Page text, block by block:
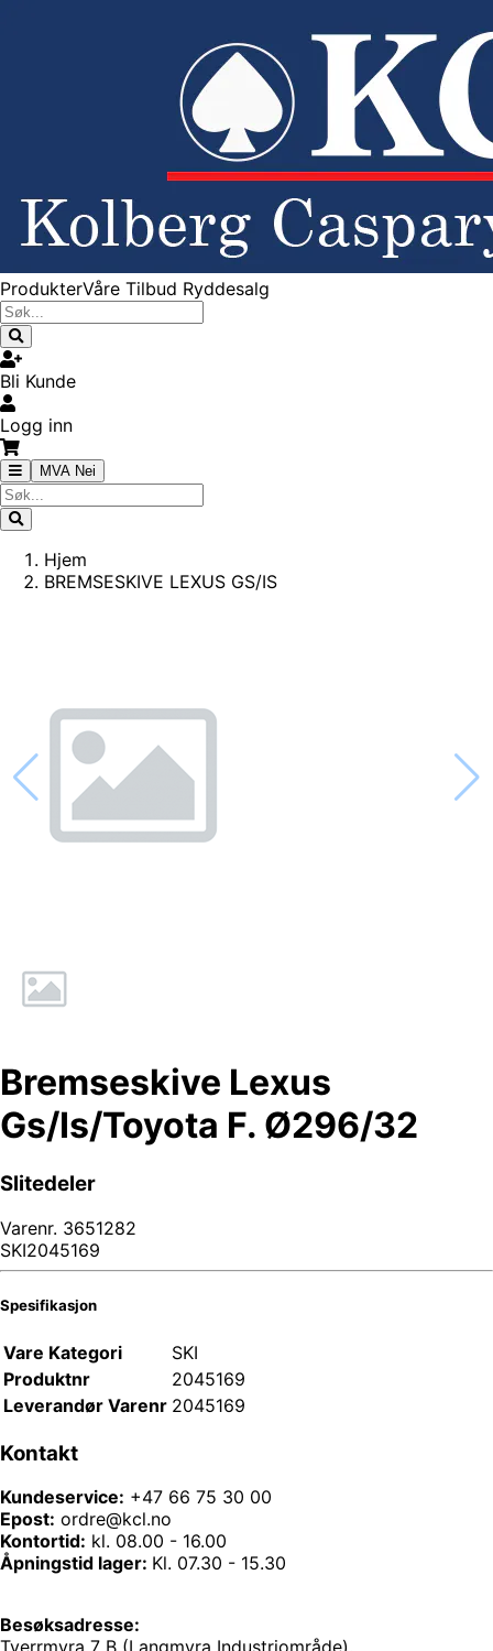
ProdukterVåre Tilbud Ryddesalg
Bli Kunde
Logg inn
MVA Nei
Hjem
BREMSESKIVE LEXUS GS/IS
Bremseskive Lexus
Gs/Is/Toyota F. Ø296/32
Slitedeler
Varenr. 3651282
SKI2045169
Spesifikasjon
Vare Kategori
SKI
Produktnr
2045169
Leverandør Varenr 2045169
Kontakt
Kundeservice: +47 66 75 30 00
Epost: ordre@kcl.no
Kontortid: kl. 08.00 - 16.00
Åpningstid lager: Kl. 07.30 - 15.30
Besøksadresse: